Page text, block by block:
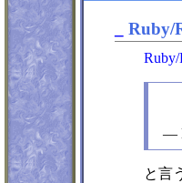
Ruby/
—
と言